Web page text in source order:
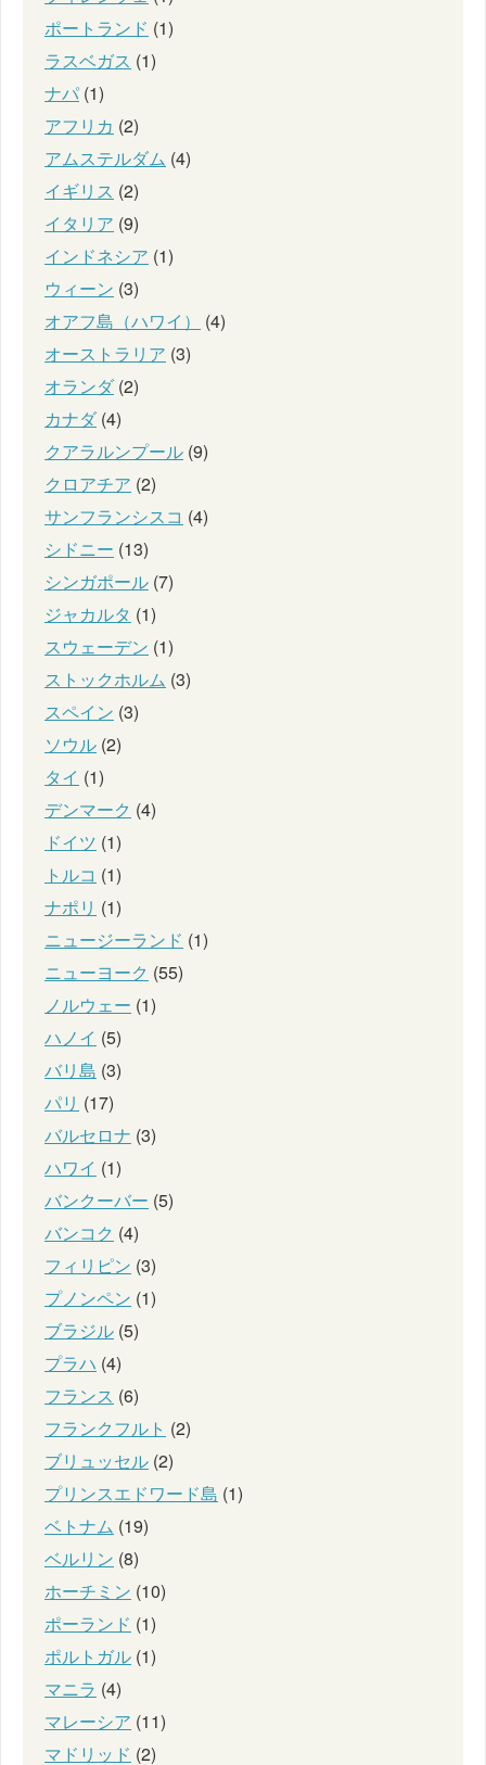
ポートランド (1)
ラスベガス (1)
ナパ (1)
アフリカ (2)
アムステルダム (4)
イギリス (2)
イタリア (9)
インドネシア (1)
ウィーン (3)
オアフ島（ハワイ）
(4)
オーストラリア (3)
オランダ(2)
カナダ(4)
クアラルンプール (9)
クロアチア (2)
サンフランシスコ (4)
シドニー (13)
シンガポール (7)
ジャカルタ (1)
スウェーデン (1)
ストックホルム (3)
スペイン (3)
ソウル (2)
タイ (1)
デンマーク (4)
ドイツ (1)
トルコ (1)
ナポリ (1)
ニュージーランド (1)
ニューヨーク (55)
ノルウェー (1)
ハノイ (5)
バリ島 (3)
パリ (17)
バルセロナ (3)
ハワイ (1)
バンクーバー (5)
バンコク (4)
フィリピン (3)
プノンペン (1)
ブラジル (5)
プラハ (4)
フランス (6)
フランクフルト (2)
ブリュッセル (2)
プリンスエドワード島 (1)
ベトナム (19)
ベルリン (8)
ホーチミン (10)
ポーランド (1)
ポルトガル (1)
マニラ (4)
マレーシア (11)
マドリッド (2)